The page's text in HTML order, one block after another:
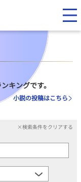
キングです。
小説の投稿はこちら
×検索条件をクリアする